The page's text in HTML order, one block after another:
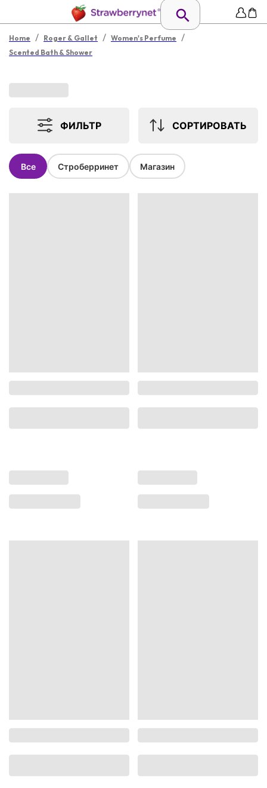
Home / Roger & Gallet / Women's Perfume /
Scented Bath & Shower
ФИЛЬТР СОРТИРОВАТЬ
Все Строберринет Магазин